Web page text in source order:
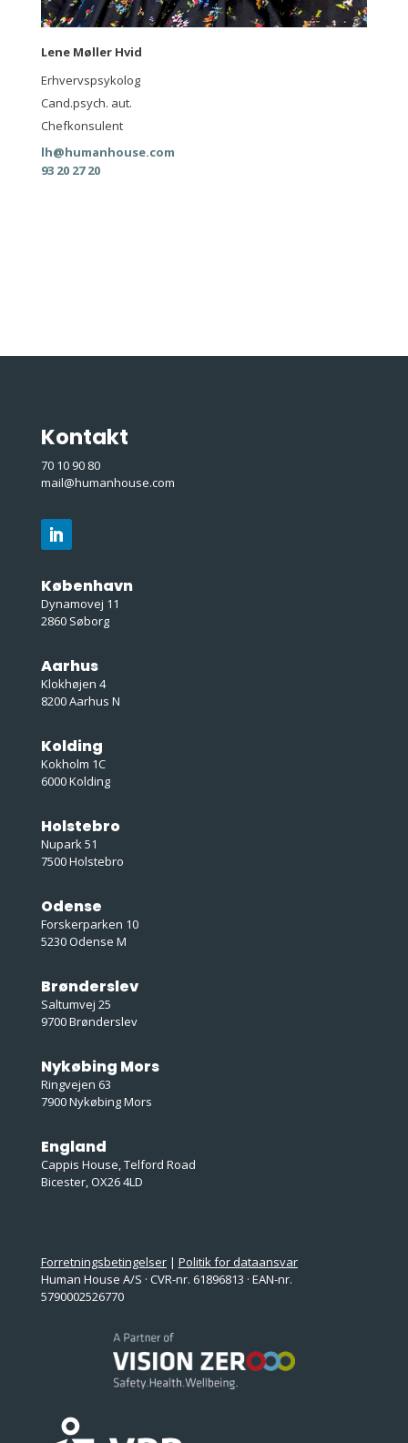
Lene Møller Hvid
Erhvervspsykolog
Cand.psych. aut.
Chefkonsulent
lh@humanhouse.com
93 20 27 20
Kontakt
70 10 90 80
mail@humanhouse.com
København
Dynamovej 11
2860 Søborg
Aarhus
Klokhøjen 4
8200 Aarhus N
Kolding
Kokholm 1C
6000 Kolding
Holstebro
Nupark 51
7500 Holstebro
Odense
Forskerparken 10
5230 Odense M
Brønderslev
Saltumvej 25
9700 Brønderslev
Nykøbing Mors
Ringvejen 63
7900 Nykøbing Mors
England
Cappis House, Telford Road
Bicester, OX26 4LD
Forretningsbetingelser| Politik for dataansvar
Human House A/S · CVR-nr. 61896813 · EAN-nr.
5790002526770